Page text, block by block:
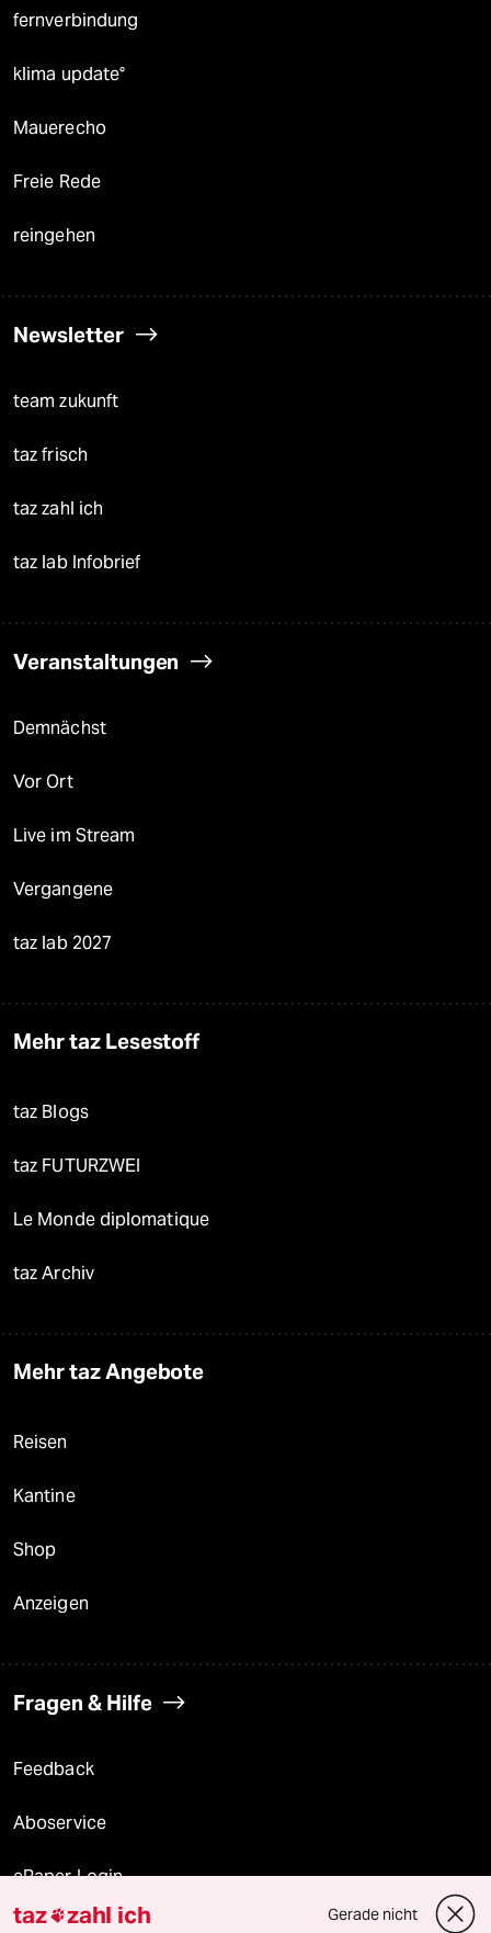
fernverbindung
klima update°
Mauerecho
Freie Rede
reingehen
Newsletter
team zukunft
taz frisch
taz zahl ich
taz lab Infobrief
Veranstaltungen
Demnächst
Vor Ort
Live im Stream
Vergangene
taz lab 2027
Mehr taz Lesestoff
taz Blogs
taz FUTURZWEI
Le Monde diplomatique
taz Archiv
Mehr taz Angebote
Reisen
Kantine
Shop
Anzeigen
Fragen & Hilfe
Feedback
Aboservice
ePaper Login
taz zahl ich Gerade nicht